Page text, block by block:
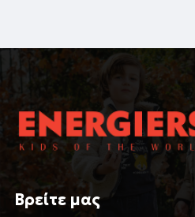
Βρείτε μας